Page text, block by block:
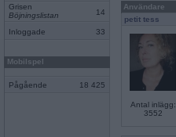
Grisen
Böjningslistan
14
Inloggade 33
Mobilspel
Pågående 18 425
Användare
petit tess
Antal inlägg:
3552